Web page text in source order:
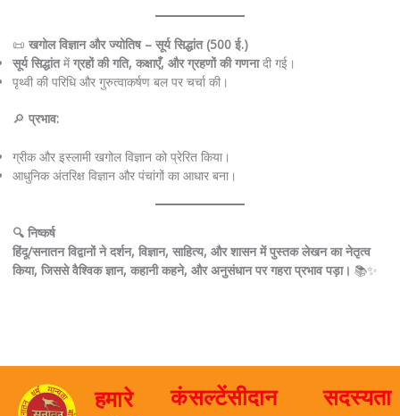
📜 खगोल विज्ञान और ज्योतिष – सूर्य सिद्धांत (500 ई.)
सूर्य सिद्धांतमेंग्रहों की गति, कक्षाएँ, और ग्रहणों की गणनादी गई।
पृथ्वी की परिधि और गुरुत्वाकर्षण बल पर चर्चा की।
🔎 प्रभाव:
ग्रीक और इस्लामी खगोल विज्ञान को प्रेरित किया।
आधुनिक अंतरिक्ष विज्ञान और पंचांगों का आधार बना।
🔍 निष्कर्ष
हिंदू/सनातन विद्वानों ने दर्शन, विज्ञान, साहित्य, और शासन में पुस्तक लेखन का नेतृत्व
किया, जिससे वैश्विक ज्ञान, कहानी कहने, और अनुसंधान पर गहरा प्रभाव पड़ा। 📚✨
हमारे
कंसल्टेंसीदान सदस्यता